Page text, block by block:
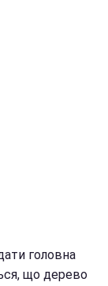
головна
що дерево